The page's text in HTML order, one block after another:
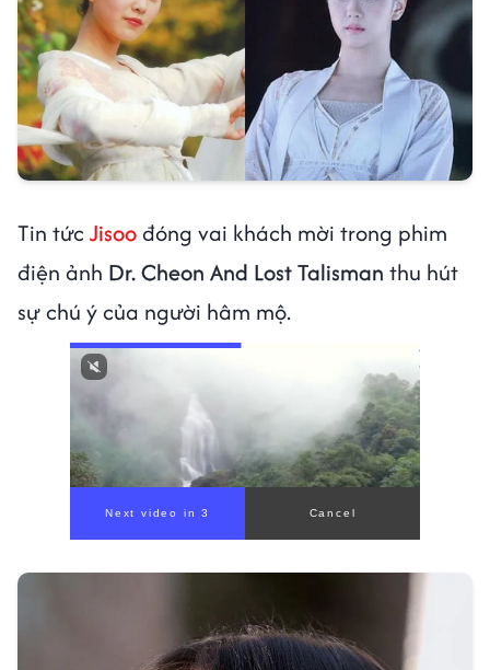
Tin tức Jisoođóng vai khách mời trong phim
điện ảnh Dr. Cheon And Lost Talisman thu hút
sự chú ý của người hâm mộ.
Next video in 1 Cancel